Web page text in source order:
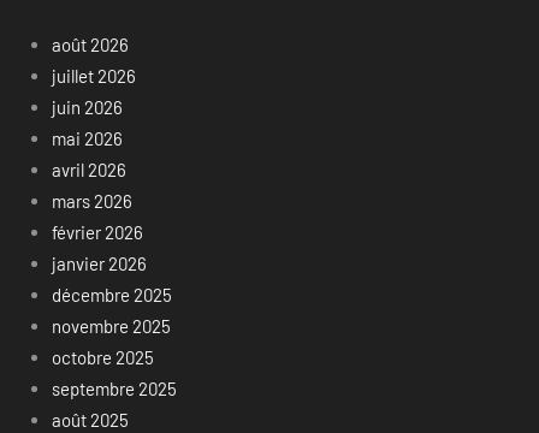
août 2026
juillet 2026
juin 2026
mai 2026
avril 2026
mars 2026
février 2026
janvier 2026
décembre 2025
novembre 2025
octobre 2025
septembre 2025
août 2025